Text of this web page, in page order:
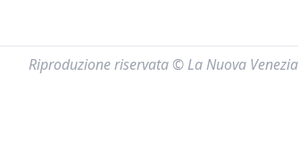
Riproduzione riservata © La Nuova Venezia